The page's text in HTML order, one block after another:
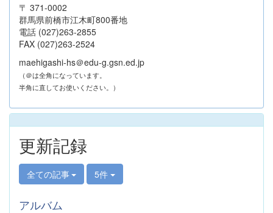
〒 371-0002
群馬県前橋市江木町800番地
電話 (027)263-2855
FAX (027)263-2524
maehigashi-hs＠edu-g.gsn.ed.jp
（＠は全角になっています。
半角に直してお使いください。）
更新記録
全ての記事 5件
アルバム